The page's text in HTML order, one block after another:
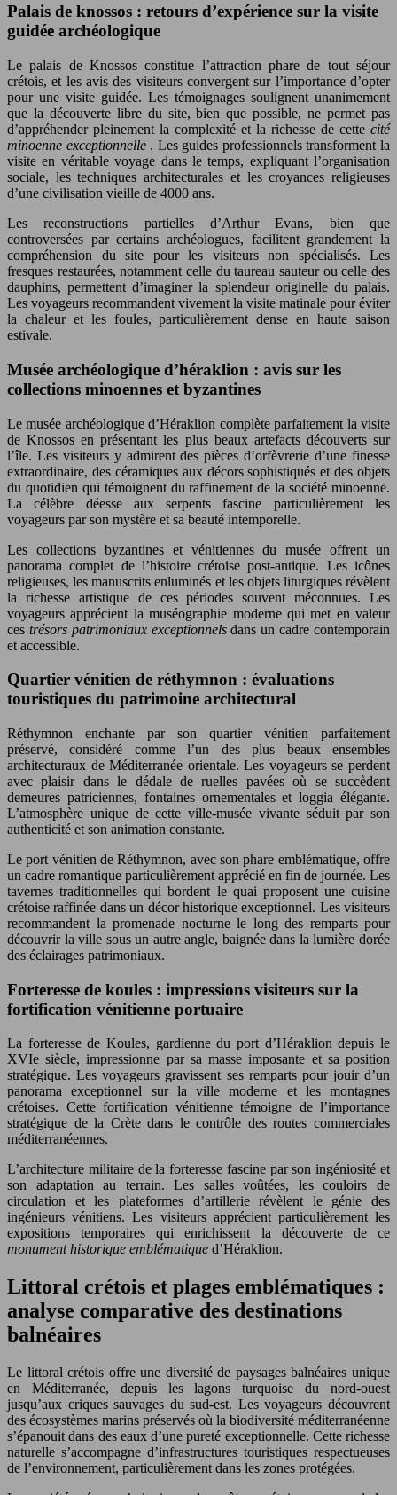
Palais de knossos : retours d’expérience sur la visite
guidée archéologique
Le palais de Knossos constitue l’attraction phare de tout séjour
crétois, et les avis des visiteurs convergent sur l’importance d’opter
pour une visite guidée. Les témoignages soulignent unanimement
que la découverte libre du site, bien que possible, ne permet pas
d’appréhender pleinement la complexité et la richesse de cette cité
minoenne exceptionnelle . Les guides professionnels transforment la
visite en véritable voyage dans le temps, expliquant l’organisation
sociale, les techniques architecturales et les croyances religieuses
d’une civilisation vieille de 4000 ans.
Les reconstructions partielles d’Arthur Evans, bien que
controversées par certains archéologues, facilitent grandement la
compréhension du site pour les visiteurs non spécialisés. Les
fresques restaurées, notamment celle du taureau sauteur ou celle des
dauphins, permettent d’imaginer la splendeur originelle du palais.
Les voyageurs recommandent vivement la visite matinale pour éviter
la chaleur et les foules, particulièrement dense en haute saison
estivale.
Musée archéologique d’héraklion : avis sur les
collections minoennes et byzantines
Le musée archéologique d’Héraklion complète parfaitement la visite
de Knossos en présentant les plus beaux artefacts découverts sur
l’île. Les visiteurs y admirent des pièces d’orfèvrerie d’une finesse
extraordinaire, des céramiques aux décors sophistiqués et des objets
du quotidien qui témoignent du raffinement de la société minoenne.
La célèbre déesse aux serpents fascine particulièrement les
voyageurs par son mystère et sa beauté intemporelle.
Les collections byzantines et vénitiennes du musée offrent un
panorama complet de l’histoire crétoise post-antique. Les icônes
religieuses, les manuscrits enluminés et les objets liturgiques révèlent
la richesse artistique de ces périodes souvent méconnues. Les
voyageurs apprécient la muséographie moderne qui met en valeur
ces trésors patrimoniaux exceptionnelsdans un cadre contemporain
et accessible.
Quartier vénitien de réthymnon : évaluations
touristiques du patrimoine architectural
Réthymnon enchante par son quartier vénitien parfaitement
préservé, considéré comme l’un des plus beaux ensembles
architecturaux de Méditerranée orientale. Les voyageurs se perdent
avec plaisir dans le dédale de ruelles pavées où se succèdent
demeures patriciennes, fontaines ornementales et loggia élégante.
L’atmosphère unique de cette ville-musée vivante séduit par son
authenticité et son animation constante.
Le port vénitien de Réthymnon, avec son phare emblématique, offre
un cadre romantique particulièrement apprécié en fin de journée. Les
tavernes traditionnelles qui bordent le quai proposent une cuisine
crétoise raffinée dans un décor historique exceptionnel. Les visiteurs
recommandent la promenade nocturne le long des remparts pour
découvrir la ville sous un autre angle, baignée dans la lumière dorée
des éclairages patrimoniaux.
Forteresse de koules : impressions visiteurs sur la
fortification vénitienne portuaire
La forteresse de Koules, gardienne du port d’Héraklion depuis le
XVIe siècle, impressionne par sa masse imposante et sa position
stratégique. Les voyageurs gravissent ses remparts pour jouir d’un
panorama exceptionnel sur la ville moderne et les montagnes
crétoises. Cette fortification vénitienne témoigne de l’importance
stratégique de la Crète dans le contrôle des routes commerciales
méditerranéennes.
L’architecture militaire de la forteresse fascine par son ingéniosité et
son adaptation au terrain. Les salles voûtées, les couloirs de
circulation et les plateformes d’artillerie révèlent le génie des
ingénieurs vénitiens. Les visiteurs apprécient particulièrement les
expositions temporaires qui enrichissent la découverte de ce
monument historique emblématique d’Héraklion.
Littoral crétois et plages emblématiques :
analyse comparative des destinations
balnéaires
Le littoral crétois offre une diversité de paysages balnéaires unique
en Méditerranée, depuis les lagons turquoise du nord-ouest
jusqu’aux criques sauvages du sud-est. Les voyageurs découvrent
des écosystèmes marins préservés où la biodiversité méditerranéenne
s’épanouit dans des eaux d’une pureté exceptionnelle. Cette richesse
naturelle s’accompagne d’infrastructures touristiques respectueuses
de l’environnement, particulièrement dans les zones protégées.